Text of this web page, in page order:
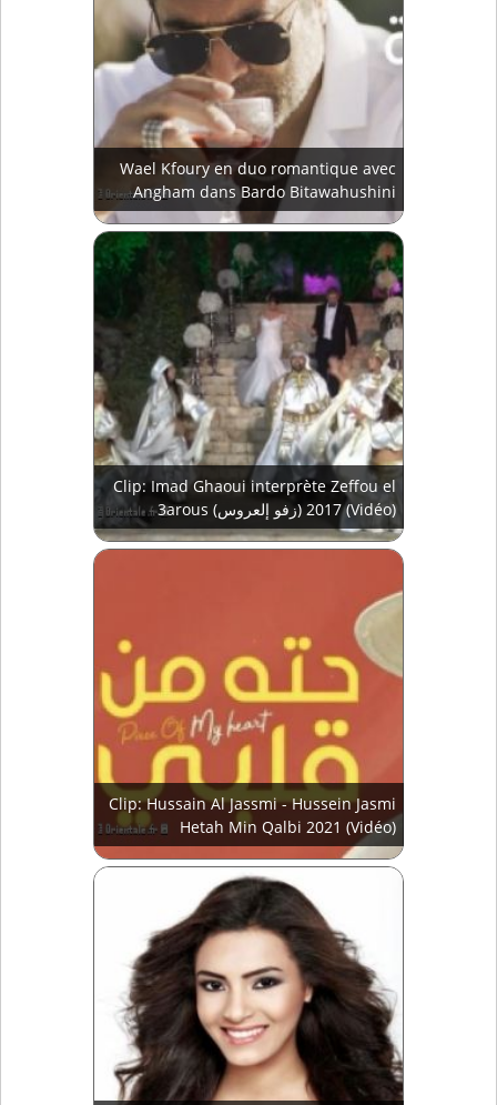
Wael Kfoury en duo romantique avec
Angham dans Bardo Bitawahushini
Clip: Imad Ghaoui interprète Zeffou el
3arous (زفو إلعروس) 2017 (Vidéo)
Clip: Hussain Al Jassmi - Hussein Jasmi
Hetah Min Qalbi 2021 (Vidéo)